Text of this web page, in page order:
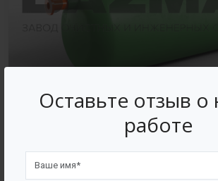
Оставьте отзыв
работе
Емкостное оборудование для
промышленности